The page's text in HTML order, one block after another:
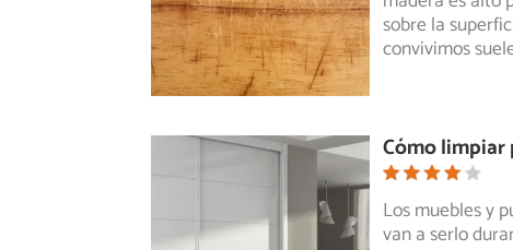
sobre la
convivimos
Cómo limpiar
Los muebles y
van a serlo